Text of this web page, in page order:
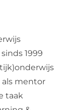
1999
als mentor
taak